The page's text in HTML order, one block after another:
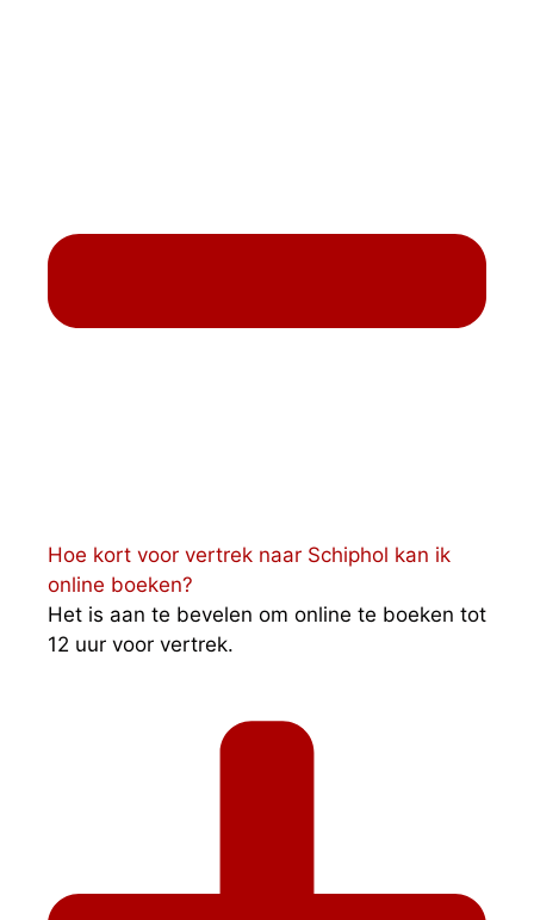
Hoe kort voor vertrek naar Schiphol kan ik
online boeken?
Het is aan te bevelen om online te boeken tot
12 uur voor vertrek.